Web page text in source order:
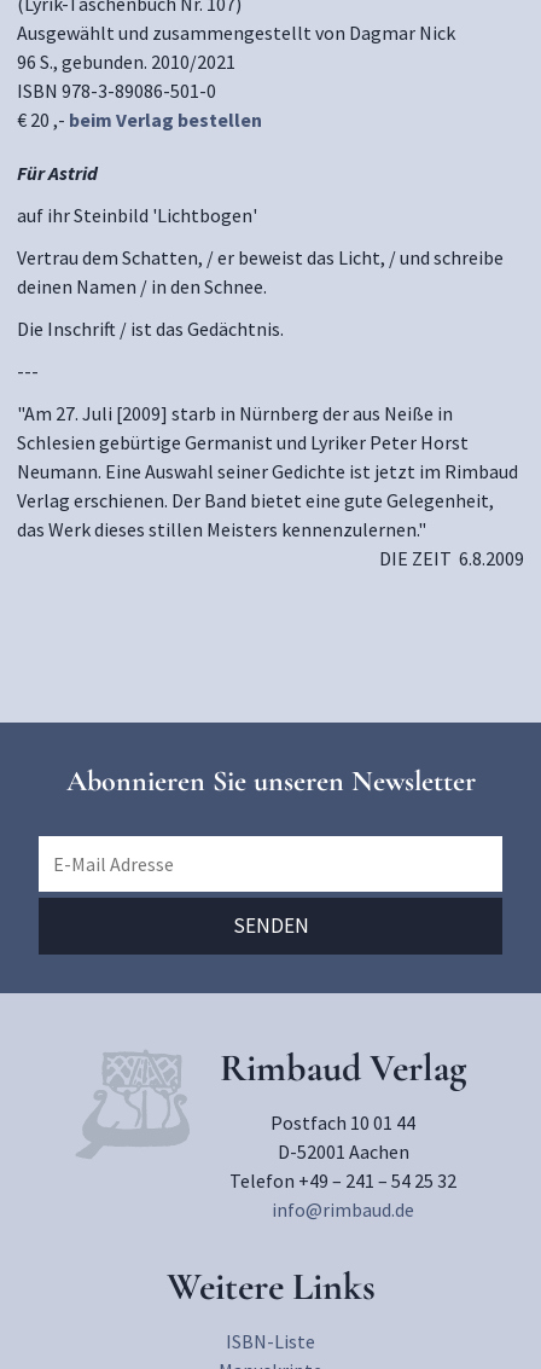
Ausgewählt und zusammengestellt von Dagmar Nick
96 S., gebunden. 2010/2021
ISBN 978-3-89086-501-0
€ 20 ,- beim Verlag bestellen
Für Astrid
auf ihr Steinbild 'Lichtbogen'
Vertrau dem Schatten, / er beweist das Licht, / und schreibe
deinen Namen / in den Schnee.
Die Inschrift / ist das Gedächtnis.
---
"Am 27. Juli [2009] starb in Nürnberg der aus Neiße in
Schlesien gebürtige Germanist und Lyriker Peter Horst
Neumann. Eine Auswahl seiner Gedichte ist jetzt im Rimbaud
Verlag erschienen. Der Band bietet eine gute Gelegenheit,
das Werk dieses stillen Meisters kennenzulernen."
DIE ZEIT 6.8.2009
Abonnieren Sie unseren Newsletter
Rimbaud Verlag
Postfach 10 01 44
D-52001 Aachen
Telefon +49 – 241 – 54 25 32
info@rimbaud.de
Weitere Links
ISBN-Liste